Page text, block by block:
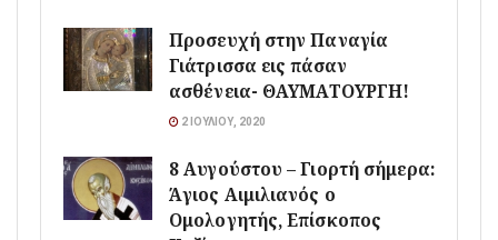
Προσευχή στην Παναγία
Γιάτρισσα εις πάσαν
ασθένεια- ΘΑΥΜΑΤΟΥΡΓΗ!
2 ΙΟΥΛΊΟΥ, 2020
8 Αυγούστου – Γιορτή σήμερα:
Άγιος Αιμιλιανός ο
Ομολογητής, Επίσκοπος